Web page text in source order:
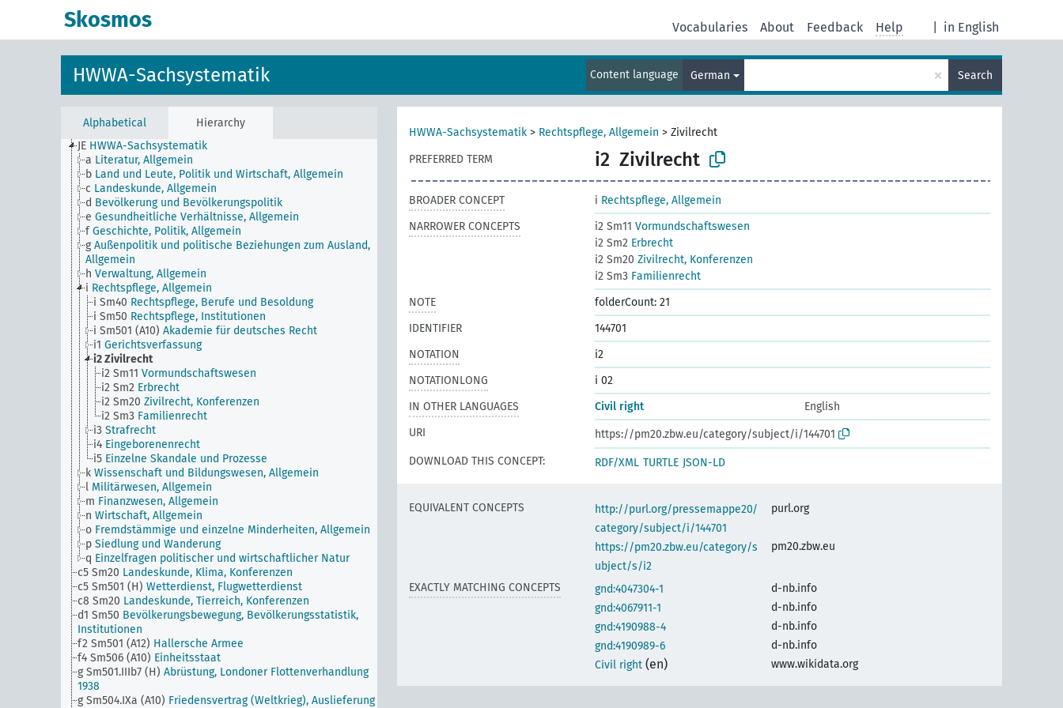
Skosmos in English
Vocabularies About Feedback Help
HWWA-Sachsystematik Content language German × Search
Alphabetical
Hierarchy
JE HWWA-Sachsystematik
a Literatur, Allgemein
b Land und Leute, Politik und Wirtschaft, Allgemein
c Landeskunde, Allgemein
d Bevölkerung und Bevölkerungspolitik
e Gesundheitliche Verhältnisse, Allgemein
f Geschichte, Politik, Allgemein
g Außenpolitik und politische Beziehungen zum Ausland,
Allgemein
h Verwaltung, Allgemein
i Rechtspflege, Allgemein
i Sm40 Rechtspflege, Berufe und Besoldung
i Sm50 Rechtspflege, Institutionen
i Sm501 (A10) Akademie für deutsches Recht
i1 Gerichtsverfassung
i2Zivilrecht
i2 Sm11 Vormundschaftswesen
i2 Sm2 Erbrecht
i2 Sm20 Zivilrecht, Konferenzen
i2 Sm3 Familienrecht
i3 Strafrecht
i4 Eingeborenenrecht
i5 Einzelne Skandale und Prozesse
k Wissenschaft und Bildungswesen, Allgemein
l Militärwesen, Allgemein
m Finanzwesen, Allgemein
n Wirtschaft, Allgemein
o Fremdstämmige und einzelne Minderheiten, Allgemein
p Siedlung und Wanderung
q Einzelfragen politischer und wirtschaftlicher Natur
c5 Sm20 Landeskunde, Klima, Konferenzen
c5 Sm501 (H) Wetterdienst, Flugwetterdienst
c8 Sm20 Landeskunde, Tierreich, Konferenzen
d1 Sm50 Bevölkerungsbewegung, Bevölkerungsstatistik,
Institutionen
f2 Sm501 (A12) Hallersche Armee
f4 Sm506 (A10) Einheitsstaat
g Sm501.IIIb7 (H) Abrüstung, Londoner Flottenverhandlung
1938
g Sm504.IXa (A10) Friedensvertrag (Weltkrieg), Auslieferung
HWWA-Sachsystematik > Rechtspflege, Allgemein > Zivilrecht
PREFERRED TERM
i2 Zivilrecht
BROADER CONCEPT i Rechtspflege, Allgemein
NARROWER CONCEPTS
i2 Sm11 Vormundschaftswesen
i2 Sm2 Erbrecht
i2 Sm20 Zivilrecht, Konferenzen
i2 Sm3 Familienrecht
NOTE
folderCount: 21
IDENTIFIER
144701
NOTATION
i2
NOTATIONLONG
i 02
IN OTHER LANGUAGES
Civil right
English
URI
https://pm20.zbw.eu/category/subject/i/144701
DOWNLOAD THIS CONCEPT:
RDF/XML TURTLE JSON-LD
EQUIVALENT CONCEPTS
http://purl.org/pressemappe20/
category/subject/i/144701
purl.org
https://pm20.zbw.eu/category/s
ubject/s/i2
pm20.zbw.eu
EXACTLY MATCHING CONCEPTS gnd:4047304-1
d-nb.info
gnd:4067911-1
d-nb.info
gnd:4190988-4
d-nb.info
gnd:4190989-6
d-nb.info
Civil right (en) www.wikidata.org